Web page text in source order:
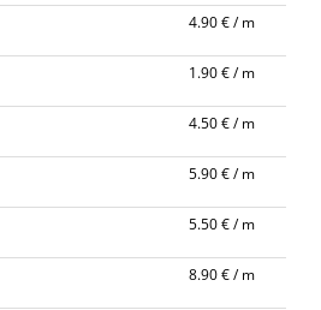
4.90 € / m
1.90 € / m
4.50 € / m
5.90 € / m
5.50 € / m
8.90 € / m